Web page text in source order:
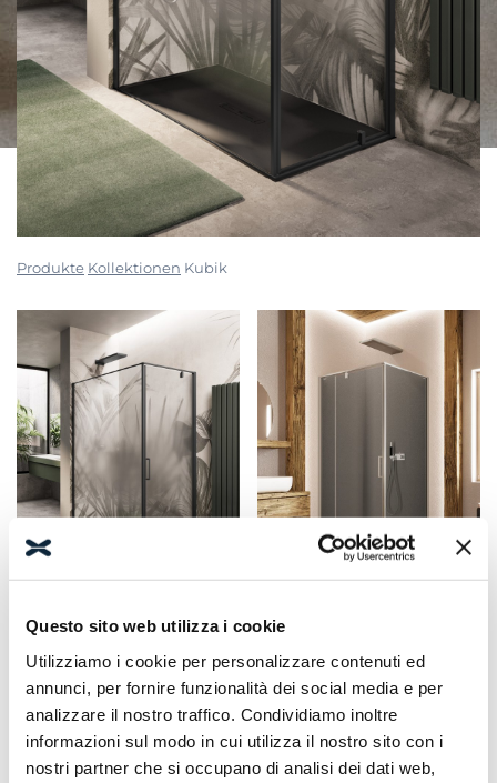
Questo sito web utilizza i cookie
Utilizziamo i cookie per personalizzare contenuti ed
annunci, per fornire funzionalità dei social media e per
analizzare il nostro traffico. Condividiamo inoltre
informazioni sul modo in cui utilizza il nostro sito con i
nostri partner che si occupano di analisi dei dati web,
Produkte Kollektionen Kubik
KUBIK AB + F
Duschabtrennung mit
Schwenktür, mit Öffnung
nach innen und außen.
GEHE ZUM PRODUKT
Duschabtrennung mit
fester und schwenkbarer Tür
mit Innen- und
Außenöffnung und